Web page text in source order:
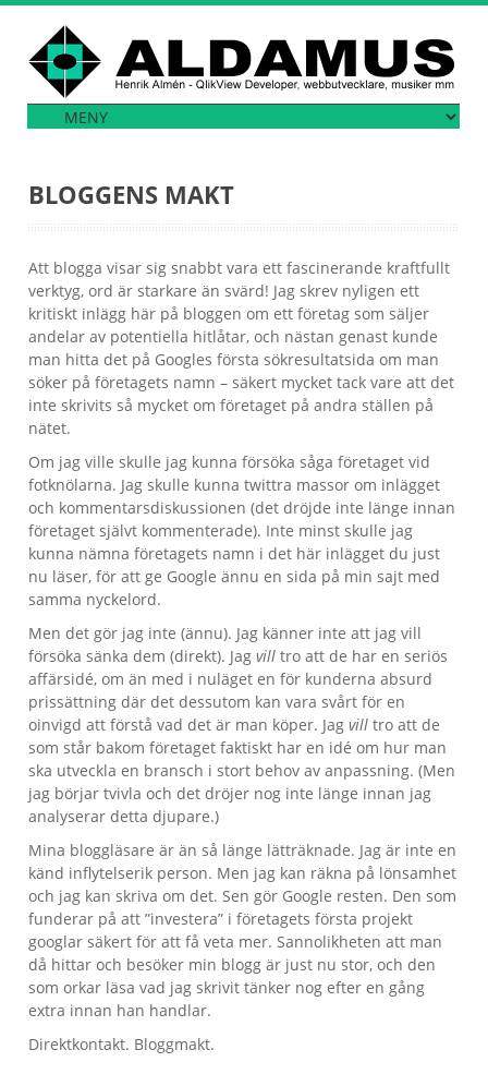
BLOGGENS MAKT
Att blogga visar sig snabbt vara ett fascinerande kraftfullt
verktyg, ord är starkare än svärd! Jag skrev nyligen ett
kritiskt inlägg här på bloggen om ett företag som säljer
andelar av potentiella hitlåtar, och nästan genast kunde
man hitta det på Googles första sökresultatsida om man
söker på företagets namn – säkert mycket tack vare att det
inte skrivits så mycket om företaget på andra ställen på
nätet.
Om jag ville skulle jag kunna försöka såga företaget vid
fotknölarna. Jag skulle kunna twittra massor om inlägget
och kommentarsdiskussionen (det dröjde inte länge innan
företaget självt kommenterade). Inte minst skulle jag
kunna nämna företagets namn i det här inlägget du just
nu läser, för att ge Google ännu en sida på min sajt med
samma nyckelord.
Men det gör jag inte (ännu). Jag känner inte att jag vill
försöka sänka dem (direkt). Jag villtro att de har en seriös
affärsidé, om än med i nuläget en för kunderna absurd
prissättning där det dessutom kan vara svårt för en
oinvigd att förstå vad det är man köper. Jag villtro att de
som står bakom företaget faktiskt har en idé om hur man
ska utveckla en bransch i stort behov av anpassning. (Men
jag börjar tvivla och det dröjer nog inte länge innan jag
analyserar detta djupare.)
Mina bloggläsare är än så länge lätträknade. Jag är inte en
känd inflytelserik person. Men jag kan räkna på lönsamhet
och jag kan skriva om det. Sen gör Google resten. Den som
funderar på att ”investera” i företagets första projekt
googlar säkert för att få veta mer. Sannolikheten att man
då hittar och besöker min blogg är just nu stor, och den
som orkar läsa vad jag skrivit tänker nog efter en gång
extra innan han handlar.
Direktkontakt. Bloggmakt.